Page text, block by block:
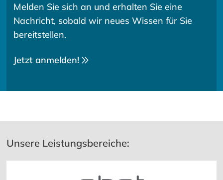
Melden Sie sich an und erhalten Sie eine
Nachricht, sobald wir neues Wissen für Sie
bereitstellen.
Jetzt anmelden!
Unsere Leistungsbereiche: